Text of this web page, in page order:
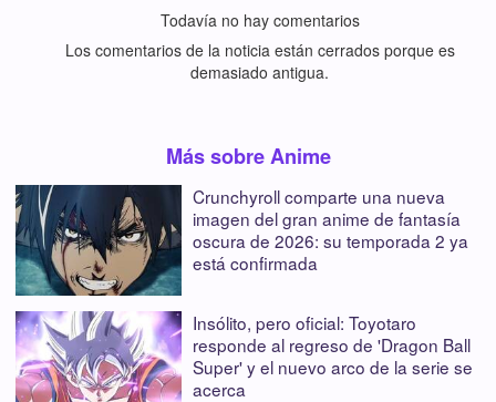
Todavía no hay comentarios
Los comentarios de la noticia están cerrados porque es
demasiado antigua.
Más sobre Anime
Crunchyroll comparte una nueva
imagen del gran anime de fantasía
oscura de 2026: su temporada 2 ya
está confirmada
Insólito, pero oficial: Toyotaro
responde al regreso de 'Dragon Ball
Super' y el nuevo arco de la serie se
acerca